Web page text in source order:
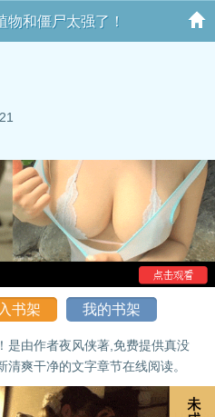
物和僵尸太强了！
书架 我的书架
是由作者夜风侠著,免费提供真没
爽干净的文字章节在线阅读。